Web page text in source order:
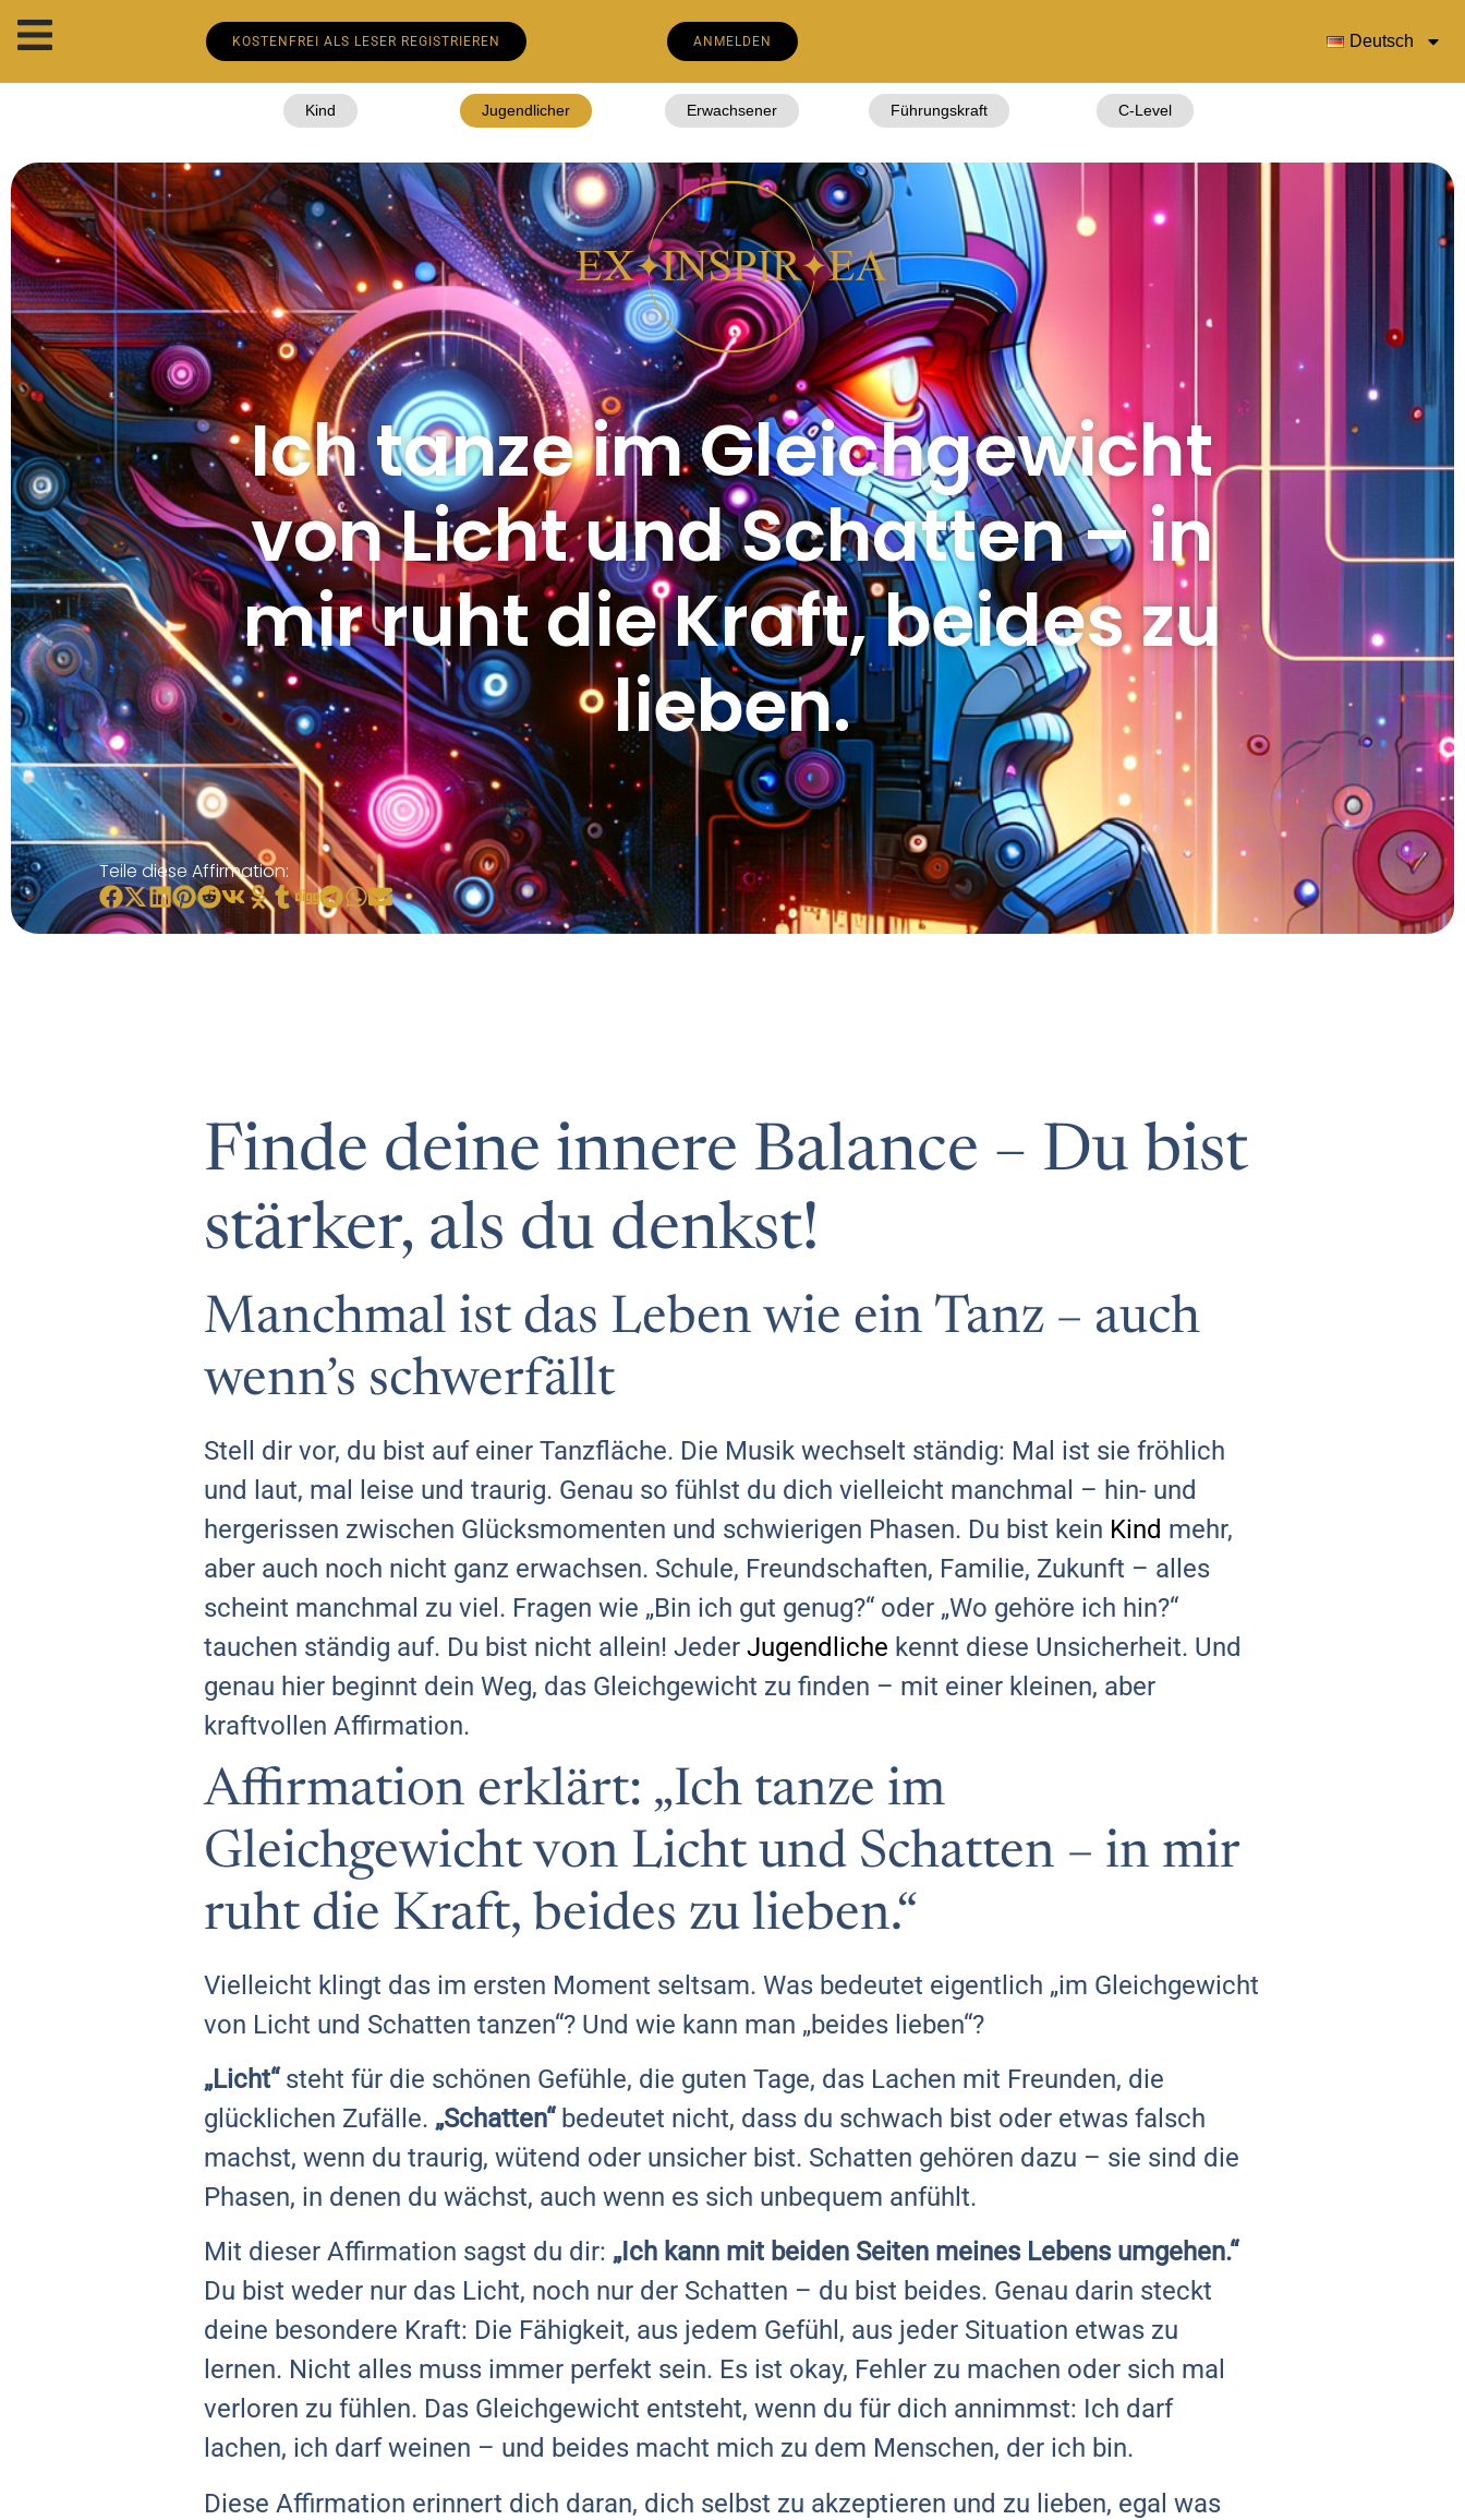
KOSTENFREI ALS LESER REGISTRIEREN ANMELDEN Deutsch
Kind Jugendlicher Erwachsener Führungskraft C-Level
Ich tanze im Gleichgewicht
von Licht und Schatten – in
mir ruht die Kraft, beides zu
lieben.
Teile diese Affirmation:
Finde deine innere Balance – Du bist
stärker, als du denkst!
Manchmal ist das Leben wie ein Tanz – auch
wenn’s schwerfällt
Stell dir vor, du bist auf einer Tanzfläche. Die Musik wechselt ständig: Mal ist sie fröhlich
und laut, mal leise und traurig. Genau so fühlst du dich vielleicht manchmal – hin- und
hergerissen zwischen Glücksmomenten und schwierigen Phasen. Du bist kein Kind mehr,
aber auch noch nicht ganz erwachsen. Schule, Freundschaften, Familie, Zukunft – alles
scheint manchmal zu viel. Fragen wie „Bin ich gut genug?“ oder „Wo gehöre ich hin?“
tauchen ständig auf. Du bist nicht allein! Jeder Jugendliche kennt diese Unsicherheit. Und
genau hier beginnt dein Weg, das Gleichgewicht zu finden – mit einer kleinen, aber
kraftvollen Affirmation.
Affirmation erklärt: „Ich tanze im
Gleichgewicht von Licht und Schatten – in mir
ruht die Kraft, beides zu lieben.“
Vielleicht klingt das im ersten Moment seltsam. Was bedeutet eigentlich „im Gleichgewicht
von Licht und Schatten tanzen“? Und wie kann man „beides lieben“?
„Licht“steht für die schönen Gefühle, die guten Tage, das Lachen mit Freunden, die
glücklichen Zufälle. „Schatten“bedeutet nicht, dass du schwach bist oder etwas falsch
machst, wenn du traurig, wütend oder unsicher bist. Schatten gehören dazu – sie sind die
Phasen, in denen du wächst, auch wenn es sich unbequem anfühlt.
Mit dieser Affirmation sagst du dir: „Ich kann mit beiden Seiten meines Lebens umgehen.“
Du bist weder nur das Licht, noch nur der Schatten – du bist beides. Genau darin steckt
deine besondere Kraft: Die Fähigkeit, aus jedem Gefühl, aus jeder Situation etwas zu
lernen. Nicht alles muss immer perfekt sein. Es ist okay, Fehler zu machen oder sich mal
verloren zu fühlen. Das Gleichgewicht entsteht, wenn du für dich annimmst: Ich darf
lachen, ich darf weinen – und beides macht mich zu dem Menschen, der ich bin.
Diese Affirmation erinnert dich daran, dich selbst zu akzeptieren und zu lieben, egal was